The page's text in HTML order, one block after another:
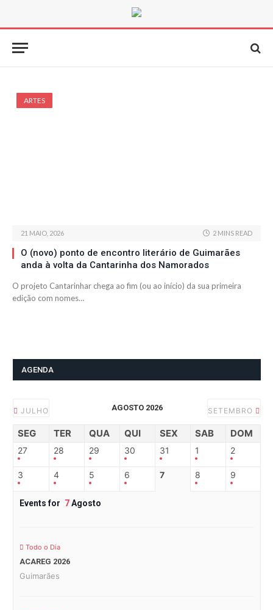
ARTES
21 MAIO, 2026 2 MINS READ
O (novo) ponto de encontro literário de Guimarães
anda à volta da Cantarinha dos Namorados
O projeto Cantarinhar chega ao fim (ou ao início) da sua primeira
edição com nomes…
AGENDA
JULHO AGOSTO 2026 SETEMBRO
SEG TER QUA QUI SEX SAB DOM
27 28 29 30 31 1 2
3 4 5 6 7 8 9
Events for 7Agosto
Todo o Dia
ACAREG 2026
Guimarães